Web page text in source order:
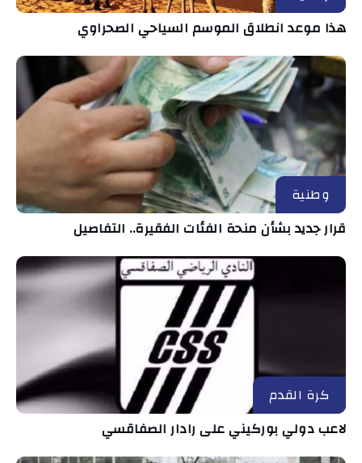
هذا موعد انطلاق الموسم السياحي الصحراوي
وطنية
قرار جديد بشأن منحة الفئات الفقيرة.. التفاصيل
كرة القدم
لاعب دولي بوركيني على رادار الصفاقسي